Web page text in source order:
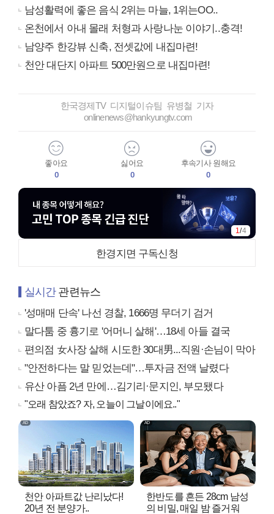
남성활력에 좋은 음식 2위는 마늘, 1위는OO..
온천에서 아내 몰래 처형과 사랑나눈 이야기..충격!
남양주 한강뷰 신축, 전셋값에 내집마련!
천안 대단지 아파트 500만원으로 내집마련!
한국경제TV 디지털이슈팀 유병철 기자
onlinenews@hankyungtv.com
좋아요
0
싫어요
0
후속기사 원해요
0
1/4
한경지면 구독신청
실시간관련뉴스
'성매매 단속' 나선 경찰, 1666명 무더기 검거
말다툼 중 흉기로 '어머니 살해'…18세 아들 결국
편의점 女사장 살해 시도한 30대男...직원·손님이 막아
"안전하다는 말 믿었는데"…투자금 전액 날렸다
유산 아픔 2년 만에…김기리·문지인, 부모됐다
"오래 참았죠? 자, 오늘이 그날이에요.."
천안 아파트값 난리났다!
20년 전 분양가..
한반도를 흔든 28cm 남성
의 비밀, 매일 밤 즐거워